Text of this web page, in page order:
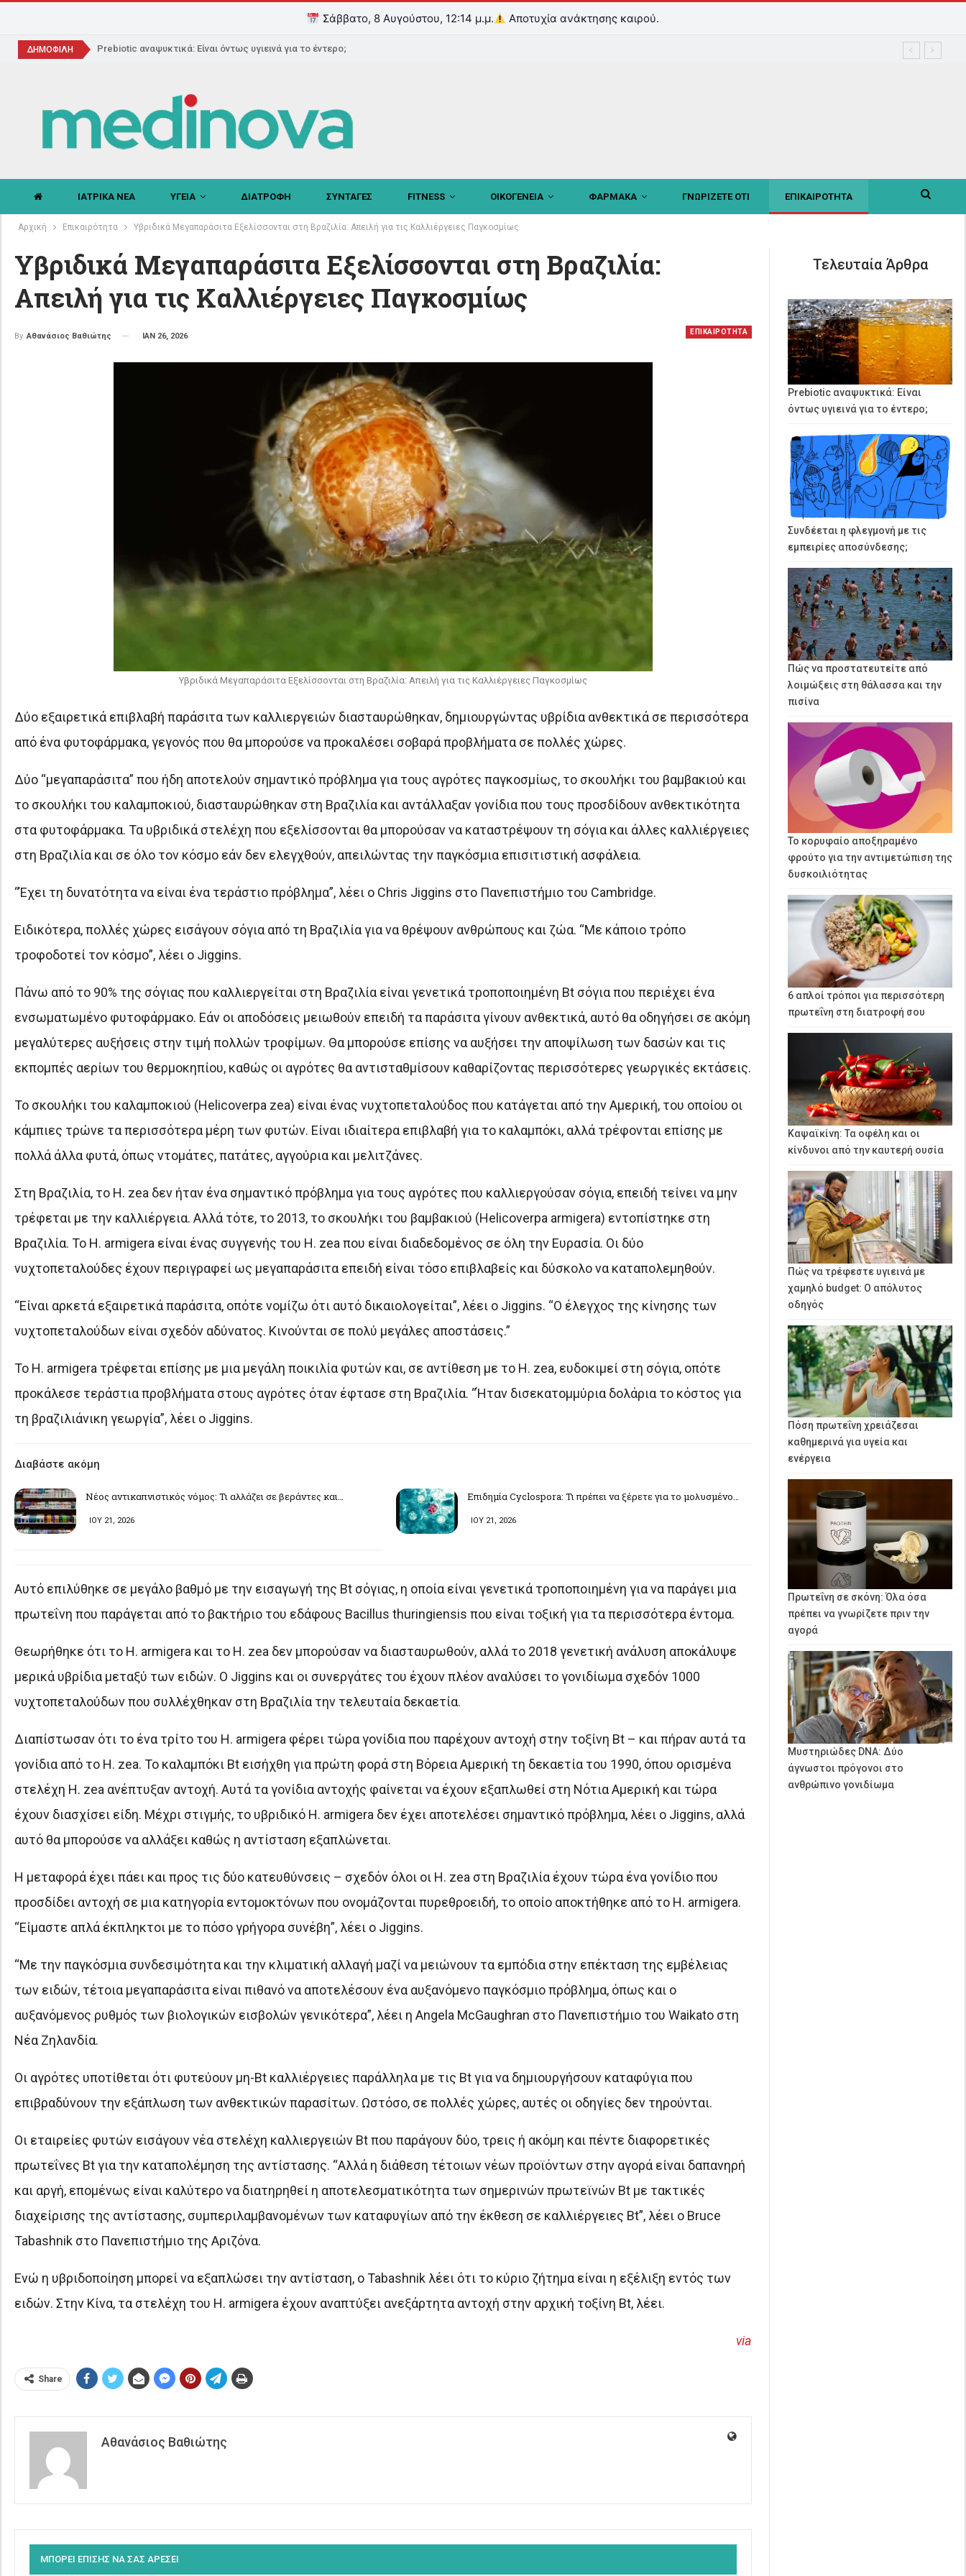
Σάββατο, 8 Αυγούστου, 12:14 μ.μ. Αποτυχία ανάκτησης καιρού.
ΔΗΜΟΦΙΛΗ Prebiotic αναψυκτικά: Είναι όντως υγιεινά για το έντερο;
ΙΑΤΡΙΚΑ ΝΕΑ ΥΓΕΙΑ ΔΙΑΤΡΟΦΗ ΣΥΝΤΑΓΕΣ FITNESS ΟΙΚΟΓΕΝΕΙΑ ΦΑΡΜΑΚΑ ΓΝΩΡΙΖΕΤΕ ΟΤΙ ΕΠΙΚΑΙΡΟΤΗΤΑ
Αρχική Επικαιρότητα Υβριδικά Μεγαπαράσιτα Εξελίσσονται στη Βραζιλία: Απειλή για τις Καλλιέργειες Παγκοσμίως
Υβριδικά Μεγαπαράσιτα Εξελίσσονται στη Βραζιλία:
Απειλή για τις Καλλιέργειες Παγκοσμίως
ΕΠΙΚΑΙΡΟΤΗΤΑ
By Αθανάσιος Βαθιώτης ΙΑΝ 26, 2026
Υβριδικά Μεγαπαράσιτα Εξελίσσονται στη Βραζιλία: Απειλή για τις Καλλιέργειες Παγκοσμίως
Δύο εξαιρετικά επιβλαβή παράσιτα των καλλιεργειών διασταυρώθηκαν, δημιουργώντας υβρίδια ανθεκτικά σε περισσότερα
από ένα φυτοφάρμακα, γεγονός που θα μπορούσε να προκαλέσει σοβαρά προβλήματα σε πολλές χώρες.
Δύο “μεγαπαράσιτα” που ήδη αποτελούν σημαντικό πρόβλημα για τους αγρότες παγκοσμίως, το σκουλήκι του βαμβακιού και
το σκουλήκι του καλαμποκιού, διασταυρώθηκαν στη Βραζιλία και αντάλλαξαν γονίδια που τους προσδίδουν ανθεκτικότητα
στα φυτοφάρμακα. Τα υβριδικά στελέχη που εξελίσσονται θα μπορούσαν να καταστρέψουν τη σόγια και άλλες καλλιέργειες
στη Βραζιλία και σε όλο τον κόσμο εάν δεν ελεγχθούν, απειλώντας την παγκόσμια επισιτιστική ασφάλεια.
“Έχει τη δυνατότητα να είναι ένα τεράστιο πρόβλημα”, λέει ο Chris Jiggins στο Πανεπιστήμιο του Cambridge.
Ειδικότερα, πολλές χώρες εισάγουν σόγια από τη Βραζιλία για να θρέψουν ανθρώπους και ζώα. “Με κάποιο τρόπο
τροφοδοτεί τον κόσμο”, λέει ο Jiggins.
Πάνω από το 90% της σόγιας που καλλιεργείται στη Βραζιλία είναι γενετικά τροποποιημένη Bt σόγια που περιέχει ένα
ενσωματωμένο φυτοφάρμακο. Εάν οι αποδόσεις μειωθούν επειδή τα παράσιτα γίνουν ανθεκτικά, αυτό θα οδηγήσει σε ακόμη
μεγαλύτερες αυξήσεις στην τιμή πολλών τροφίμων. Θα μπορούσε επίσης να αυξήσει την αποψίλωση των δασών και τις
εκπομπές αερίων του θερμοκηπίου, καθώς οι αγρότες θα αντισταθμίσουν καθαρίζοντας περισσότερες γεωργικές εκτάσεις.
Το σκουλήκι του καλαμποκιού (Helicoverpa zea) είναι ένας νυχτοπεταλούδος που κατάγεται από την Αμερική, του οποίου οι
κάμπιες τρώνε τα περισσότερα μέρη των φυτών. Είναι ιδιαίτερα επιβλαβή για το καλαμπόκι, αλλά τρέφονται επίσης με
πολλά άλλα φυτά, όπως ντομάτες, πατάτες, αγγούρια και μελιτζάνες.
Στη Βραζιλία, το H. zea δεν ήταν ένα σημαντικό πρόβλημα για τους αγρότες που καλλιεργούσαν σόγια, επειδή τείνει να μην
τρέφεται με την καλλιέργεια. Αλλά τότε, το 2013, το σκουλήκι του βαμβακιού (Helicoverpa armigera) εντοπίστηκε στη
Βραζιλία. Το H. armigera είναι ένας συγγενής του H. zea που είναι διαδεδομένος σε όλη την Ευρασία. Οι δύο
νυχτοπεταλούδες έχουν περιγραφεί ως μεγαπαράσιτα επειδή είναι τόσο επιβλαβείς και δύσκολο να καταπολεμηθούν.
“Είναι αρκετά εξαιρετικά παράσιτα, οπότε νομίζω ότι αυτό δικαιολογείται”, λέει ο Jiggins. “Ο έλεγχος της κίνησης των
νυχτοπεταλούδων είναι σχεδόν αδύνατος. Κινούνται σε πολύ μεγάλες αποστάσεις.”
Το H. armigera τρέφεται επίσης με μια μεγάλη ποικιλία φυτών και, σε αντίθεση με το H. zea, ευδοκιμεί στη σόγια, οπότε
προκάλεσε τεράστια προβλήματα στους αγρότες όταν έφτασε στη Βραζιλία. “Ήταν δισεκατομμύρια δολάρια το κόστος για
τη βραζιλιάνικη γεωργία”, λέει ο Jiggins.
Διαβάστε ακόμη
Νέος αντικαπνιστικός νόμος: Τι αλλάζει σε βεράντες και…
ΙΟΥ 21, 2026
Επιδημία Cyclospora: Τι πρέπει να ξέρετε για το μολυσμένο…
ΙΟΥ 21, 2026
Αυτό επιλύθηκε σε μεγάλο βαθμό με την εισαγωγή της Bt σόγιας, η οποία είναι γενετικά τροποποιημένη για να παράγει μια
πρωτεΐνη που παράγεται από το βακτήριο του εδάφους Bacillus thuringiensis που είναι τοξική για τα περισσότερα έντομα.
Θεωρήθηκε ότι το H. armigera και το H. zea δεν μπορούσαν να διασταυρωθούν, αλλά το 2018 γενετική ανάλυση αποκάλυψε
μερικά υβρίδια μεταξύ των ειδών. Ο Jiggins και οι συνεργάτες του έχουν πλέον αναλύσει το γονιδίωμα σχεδόν 1000
νυχτοπεταλούδων που συλλέχθηκαν στη Βραζιλία την τελευταία δεκαετία.
Διαπίστωσαν ότι το ένα τρίτο του H. armigera φέρει τώρα γονίδια που παρέχουν αντοχή στην τοξίνη Bt – και πήραν αυτά τα
γονίδια από το H. zea. Το καλαμπόκι Bt εισήχθη για πρώτη φορά στη Βόρεια Αμερική τη δεκαετία του 1990, όπου ορισμένα
στελέχη H. zea ανέπτυξαν αντοχή. Αυτά τα γονίδια αντοχής φαίνεται να έχουν εξαπλωθεί στη Νότια Αμερική και τώρα
έχουν διασχίσει είδη. Μέχρι στιγμής, το υβριδικό H. armigera δεν έχει αποτελέσει σημαντικό πρόβλημα, λέει ο Jiggins, αλλά
αυτό θα μπορούσε να αλλάξει καθώς η αντίσταση εξαπλώνεται.
Η μεταφορά έχει πάει και προς τις δύο κατευθύνσεις – σχεδόν όλοι οι H. zea στη Βραζιλία έχουν τώρα ένα γονίδιο που
προσδίδει αντοχή σε μια κατηγορία εντομοκτόνων που ονομάζονται πυρεθροειδή, το οποίο αποκτήθηκε από το H. armigera.
“Είμαστε απλά έκπληκτοι με το πόσο γρήγορα συνέβη”, λέει ο Jiggins.
“Με την παγκόσμια συνδεσιμότητα και την κλιματική αλλαγή μαζί να μειώνουν τα εμπόδια στην επέκταση της εμβέλειας
των ειδών, τέτοια μεγαπαράσιτα είναι πιθανό να αποτελέσουν ένα αυξανόμενο παγκόσμιο πρόβλημα, όπως και ο
αυξανόμενος ρυθμός των βιολογικών εισβολών γενικότερα”, λέει η Angela McGaughran στο Πανεπιστήμιο του Waikato στη
Νέα Ζηλανδία.
Οι αγρότες υποτίθεται ότι φυτεύουν μη-Bt καλλιέργειες παράλληλα με τις Bt για να δημιουργήσουν καταφύγια που
επιβραδύνουν την εξάπλωση των ανθεκτικών παρασίτων. Ωστόσο, σε πολλές χώρες, αυτές οι οδηγίες δεν τηρούνται.
Οι εταιρείες φυτών εισάγουν νέα στελέχη καλλιεργειών Bt που παράγουν δύο, τρεις ή ακόμη και πέντε διαφορετικές
πρωτεΐνες Bt για την καταπολέμηση της αντίστασης. “Αλλά η διάθεση τέτοιων νέων προϊόντων στην αγορά είναι δαπανηρή
και αργή, επομένως είναι καλύτερο να διατηρηθεί η αποτελεσματικότητα των σημερινών πρωτεϊνών Bt με τακτικές
διαχείρισης της αντίστασης, συμπεριλαμβανομένων των καταφυγίων από την έκθεση σε καλλιέργειες Bt”, λέει ο Bruce
Tabashnik στο Πανεπιστήμιο της Αριζόνα.
Ενώ η υβριδοποίηση μπορεί να εξαπλώσει την αντίσταση, ο Tabashnik λέει ότι το κύριο ζήτημα είναι η εξέλιξη εντός των
ειδών. Στην Κίνα, τα στελέχη του H. armigera έχουν αναπτύξει ανεξάρτητα αντοχή στην αρχική τοξίνη Bt, λέει.
via
Share
Αθανάσιος Βαθιώτης
ΜΠΟΡΕΙ ΕΠΙΣΗΣ ΝΑ ΣΑΣ ΑΡΕΣΕΙ
Τελευταία Άρθρα
Prebiotic αναψυκτικά: Είναι
όντως υγιεινά για το έντερο;
Συνδέεται η φλεγμονή με τις
εμπειρίες αποσύνδεσης;
Πώς να προστατευτείτε από
λοιμώξεις στη θάλασσα και την
πισίνα
Το κορυφαίο αποξηραμένο
φρούτο για την αντιμετώπιση της
δυσκοιλιότητας
6 απλοί τρόποι για περισσότερη
πρωτεΐνη στη διατροφή σου
Καψαϊκίνη: Τα οφέλη και οι
κίνδυνοι από την καυτερή ουσία
Πώς να τρέφεστε υγιεινά με
χαμηλό budget: Ο απόλυτος
οδηγός
Πόση πρωτεΐνη χρειάζεσαι
καθημερινά για υγεία και
ενέργεια
Πρωτεΐνη σε σκόνη: Όλα όσα
πρέπει να γνωρίζετε πριν την
αγορά
Μυστηριώδες DNA: Δύο
άγνωστοι πρόγονοι στο
ανθρώπινο γονιδίωμα